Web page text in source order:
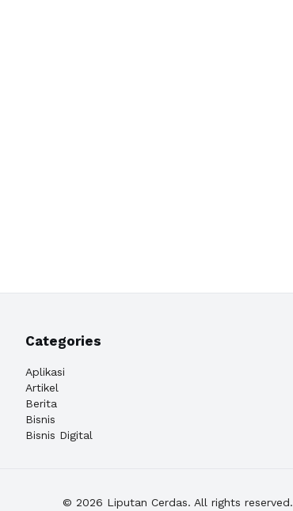
Categories
Aplikasi
Artikel
Berita
Bisnis
Bisnis Digital
© 2026 Liputan Cerdas. All rights reserved.